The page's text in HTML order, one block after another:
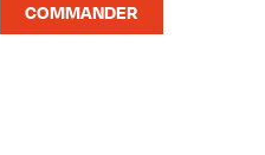
COMMANDER